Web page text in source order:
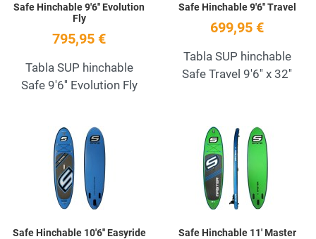
Safe Hinchable 9'6'' Evolution
Fly
795,95 €
Tabla SUP hinchable
Safe 9'6'' Evolution Fly
Safe Hinchable 9'6'' Travel
699,95 €
Tabla SUP hinchable
Safe Travel 9'6'' x 32''
Add to Wishlist
Quick View
Safe Hinchable 10'6'' Easyride Safe Hinchable 11' Master